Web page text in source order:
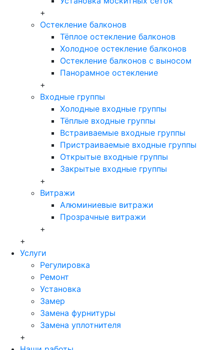
+
Остекление балконов
Тёплое остекление балконов
Холодное остекление балконов
Остекление балконов с выносом
Панорамное остекление
+
Входные группы
Холодные входные группы
Тёплые входные группы
Встраиваемые входные группы
Пристраиваемые входные группы
Открытые входные группы
Закрытые входные группы
+
Витражи
Алюминиевые витражи
Прозрачные витражи
+
+
Услуги
Регулировка
Ремонт
Установка
Замер
Замена фурнитуры
Замена уплотнителя
+